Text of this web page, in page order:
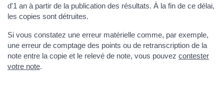
d'1 an à partir de la publication des résultats. À la fin de ce délai,
les copies sont détruites.
Si vous constatez une erreur matérielle comme, par exemple,
une erreur de comptage des points ou de retranscription de la
note entre la copie et le relevé de note, vous pouvez contester
votre note.